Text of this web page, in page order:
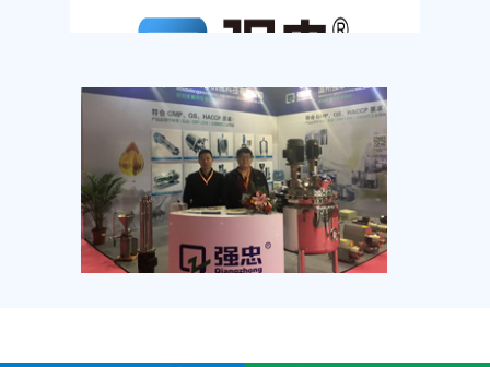
2016年社会公益赞助-龙湾跑步运动
协会致师节
2016年社会公益赞助-龙湾跑步运动协会致师
节乐跑活动